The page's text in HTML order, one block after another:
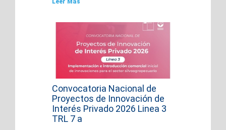
Leer Más
Convocatoria Nacional de
Proyectos de Innovación de
Interés Privado 2026 Linea 3
TRL 7 a